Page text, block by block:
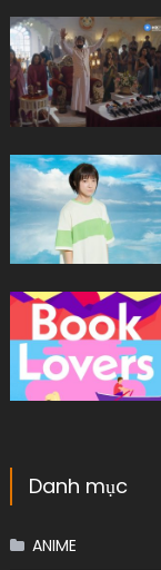
Danh mục
ANIME